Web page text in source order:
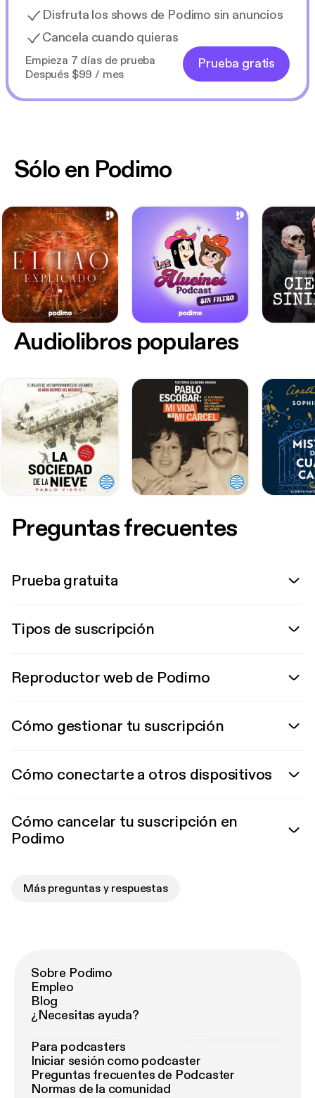
Disfruta los shows de Podimo sin anuncios
Cancela cuando quieras
Empieza 7 días de prueba
Después $99 / mes
Prueba gratis
Sólo en Podimo
Audiolibros populares
Preguntas frecuentes
Prueba gratuita
Tipos de suscripción
Reproductor web de Podimo
Cómo gestionar tu suscripción
Cómo conectarte a otros dispositivos
Cómo cancelar tu suscripción en
Podimo
Más preguntas y respuestas
Sobre Podimo
Empleo
Blog
¿Necesitas ayuda?
Para podcasters
Iniciar sesión como podcaster
Preguntas frecuentes de Podcaster
Normas de la comunidad